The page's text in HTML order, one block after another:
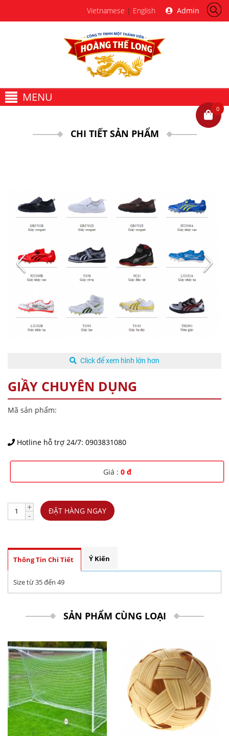
Admin
Vietnamese | English
MENU
CHI TIẾT SẢN PHẨM
Click để xem hình lớn hơn
GIẦY CHUYÊN DỤNG
Mã sản phẩm:
Hotline hỗ trợ 24/7: 0903831080
Giá : 0 đ
+
- ĐẶT HÀNG NGAY
Thông Tin Chi Tiết Ý Kiến
Size từ 35 đến 49
SẢN PHẨM CÙNG LOẠI
0